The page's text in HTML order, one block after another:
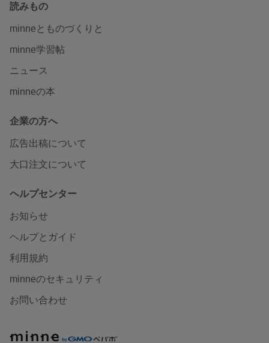
読みもの
minneとものづくりと
minne学習帖
ニュース
minneの本
企業の方へ
広告出稿について
大口注文について
ヘルプセンター
お知らせ
ヘルプとガイド
利用規約
minneのセキュリティ
お問い合わせ